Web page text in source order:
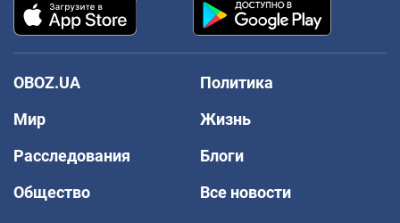
OBOZ.UA
Политика
Мир
Жизнь
Расследования
Блоги
Общество
Все новости